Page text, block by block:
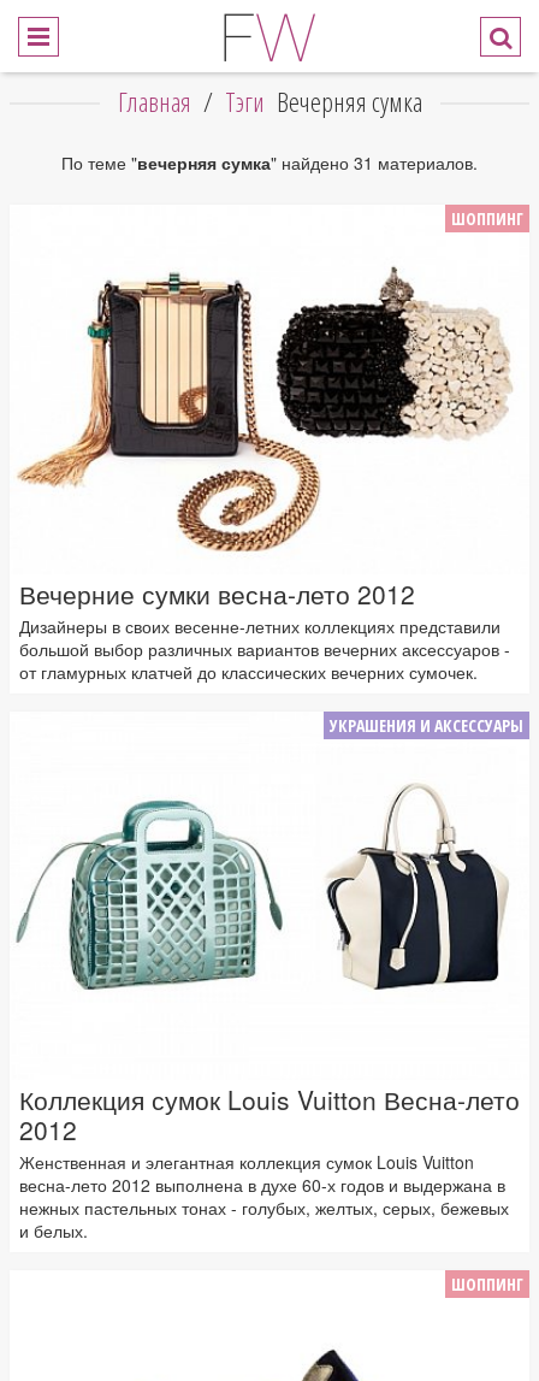
Главная / Тэги Вечерняя сумка
По теме "вечерняя сумка" найдено 31 материалов.
ШОППИНГ
Вечерние сумки весна-лето 2012
Дизайнеры в своих весенне-летних коллекциях представили
большой выбор различных вариантов вечерних аксессуаров -
от гламурных клатчей до классических вечерних сумочек.
УКРАШЕНИЯ И АКСЕССУАРЫ
Коллекция сумок Louis Vuitton Весна-лето
2012
Женственная и элегантная коллекция сумок Louis Vuitton
весна-лето 2012 выполнена в духе 60-х годов и выдержана в
нежных пастельных тонах - голубых, желтых, серых, бежевых
и белых.
ШОППИНГ